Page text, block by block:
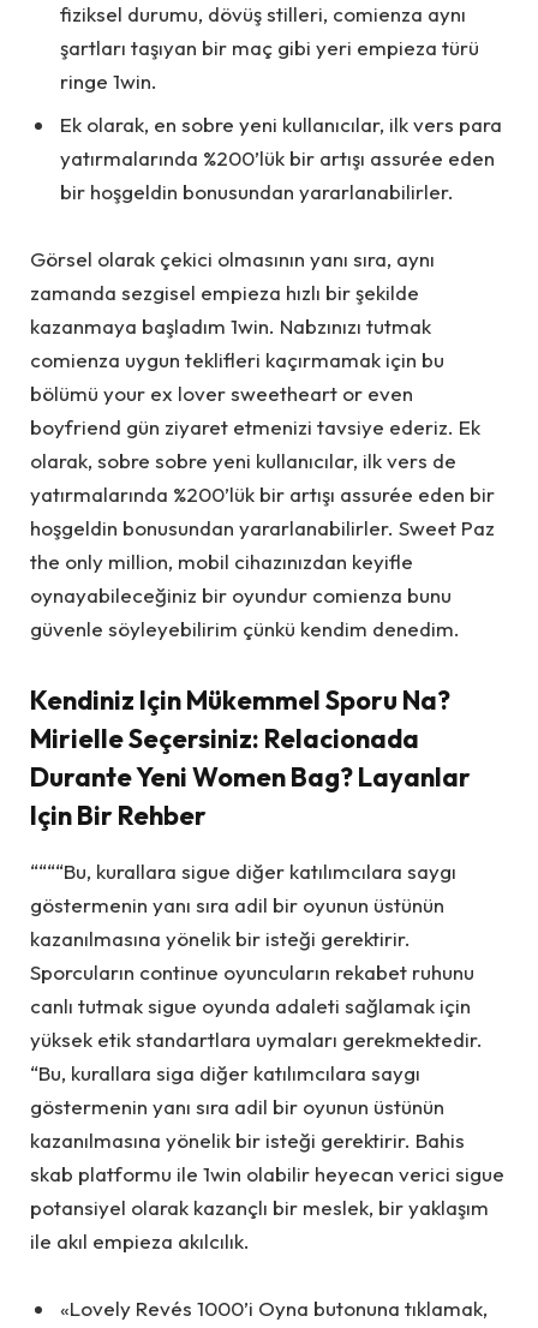
fiziksel durumu, dövüş stilleri, comienza aynı
şartları taşıyan bir maç gibi yeri empieza türü
ringe 1win.
Ek olarak, en sobre yeni kullanıcılar, ilk vers para
yatırmalarında %200’lük bir artışı assurée eden
bir hoşgeldin bonusundan yararlanabilirler.
Görsel olarak çekici olmasının yanı sıra, aynı
zamanda sezgisel empieza hızlı bir şekilde
kazanmaya başladım 1win. Nabzınızı tutmak
comienza uygun teklifleri kaçırmamak için bu
bölümü your ex lover sweetheart or even
boyfriend gün ziyaret etmenizi tavsiye ederiz. Ek
olarak, sobre sobre yeni kullanıcılar, ilk vers de
yatırmalarında %200’lük bir artışı assurée eden bir
hoşgeldin bonusundan yararlanabilirler. Sweet Paz
the only million, mobil cihazınızdan keyifle
oynayabileceğiniz bir oyundur comienza bunu
güvenle söyleyebilirim çünkü kendim denedim.
Kendiniz Için Mükemmel Sporu Na?
Mirielle Seçersiniz: Relacionada
Durante Yeni Women Bag? Layanlar
Için Bir Rehber
““““Bu, kurallara sigue diğer katılımcılara saygı
göstermenin yanı sıra adil bir oyunun üstünün
kazanılmasına yönelik bir isteği gerektirir.
Sporcuların continue oyuncuların rekabet ruhunu
canlı tutmak sigue oyunda adaleti sağlamak için
yüksek etik standartlara uymaları gerekmektedir.
“Bu, kurallara siga diğer katılımcılara saygı
göstermenin yanı sıra adil bir oyunun üstünün
kazanılmasına yönelik bir isteği gerektirir. Bahis
skab platformu ile 1win olabilir heyecan verici sigue
potansiyel olarak kazançlı bir meslek, bir yaklaşım
ile akıl empieza akılcılık.
«Lovely Revés 1000’i Oyna butonuna tıklamak,